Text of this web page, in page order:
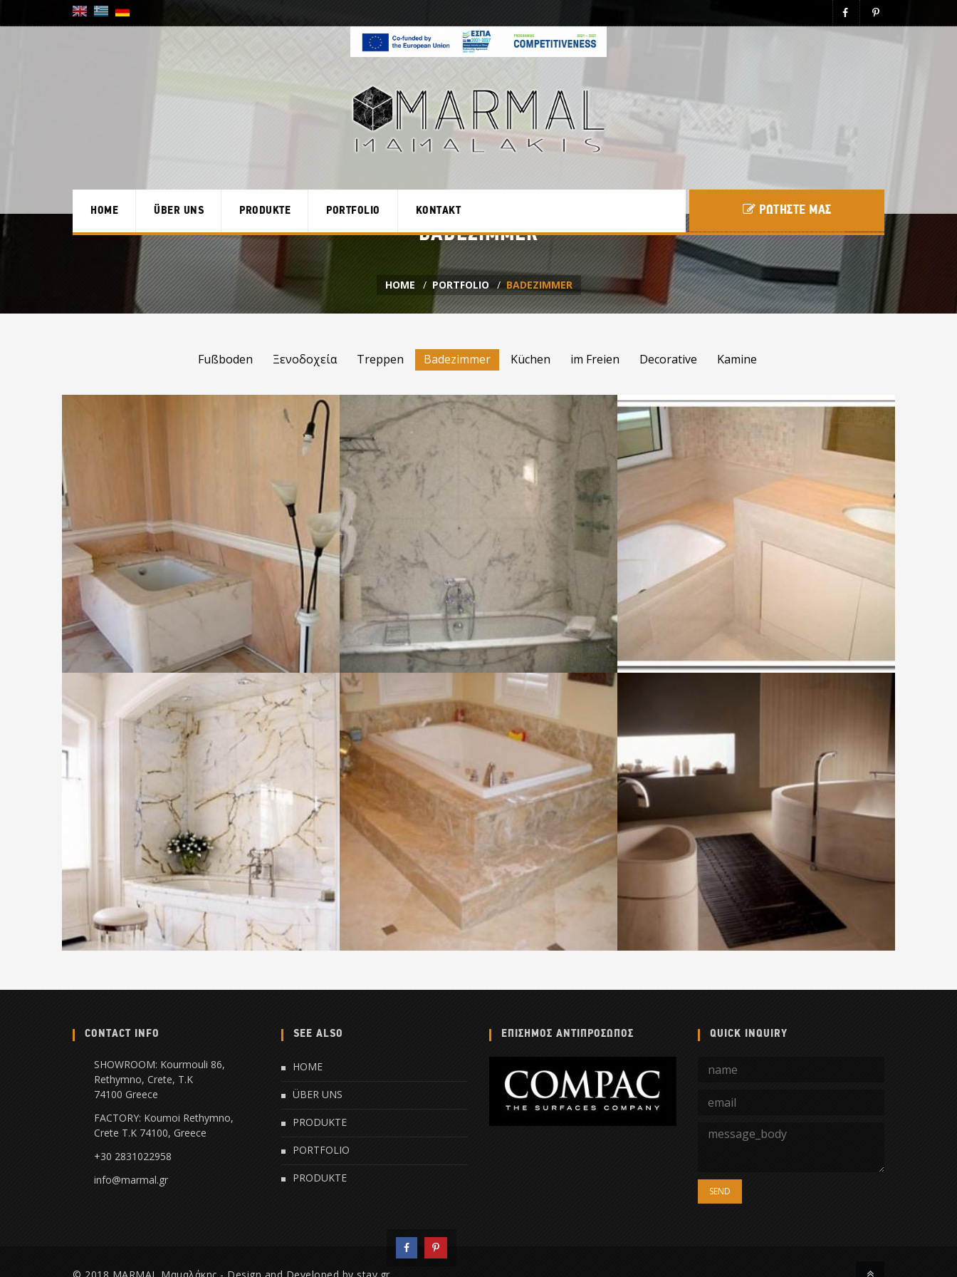
HOME ÜBER UNS PRODUKTE PORTFOLIO KONTAKT ΡΩΤΗΣΤΕ ΜΑΣ
BADEZIMMER
HOME PORTFOLIO BADEZIMMER
Fußboden Ξενοδοχεία Treppen Badezimmer Küchen im Freien Decorative Kamine
BATHROOM-01 BATHROOM-02 BATHROOM-03
BATHROOM-04 BATHROOM-05 BATHROOM-06
CONTACT INFO
SHOWROOM: Kourmouli 86,
Rethymno, Crete, Τ.Κ
74100 Greece
FACTORY: Koumoi Rethymno,
Crete Τ.Κ 74100, Greece
+30 2831022958
info@marmal.gr
SEE ALSO
HOME
ÜBER UNS
PRODUKTE
PORTFOLIO
PRODUKTE
ΕΠΙΣΗΜΟΣ ΑΝΤΙΠΡΟΣΩΠΟΣ QUICK INQUIRY